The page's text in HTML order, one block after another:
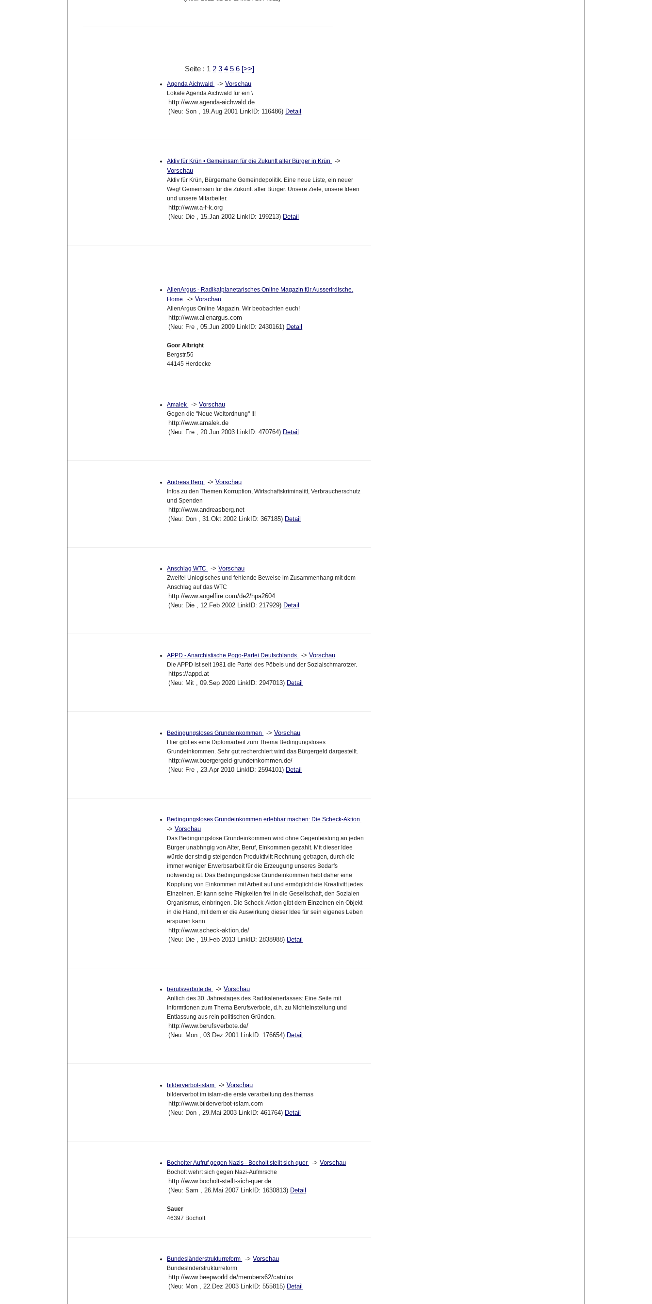
Seite : 1 2 3 4 5 6 [>>]
Agenda Aichwald ->Vorschau
Lokale Agenda Aichwald für ein \
http://www.agenda-aichwald.de
(Neu: Son , 19.Aug 2001 LinkID: 116486) Detail
Aktiv für Krün • Gemeinsam für die Zukunft aller Bürger in Krün
->
Vorschau
Aktiv für Krün, Bürgernahe Gemeindepolitik. Eine neue Liste, ein neuer
Weg! Gemeinsam für die Zukunft aller Bürger. Unsere Ziele, unsere Ideen
und unsere Mitarbeiter.
http://www.a-f-k.org
(Neu: Die , 15.Jan 2002 LinkID: 199213) Detail
AlienArgus - Radikalplanetarisches Online Magazin für Ausserirdische.
Home
->Vorschau
AlienArgus Online Magazin. Wir beobachten euch!
http://www.alienargus.com
(Neu: Fre , 05.Jun 2009 LinkID: 2430161) Detail
Goor Albright
Bergstr.56
44145 Herdecke
Amalek ->Vorschau
Gegen die "Neue Weltordnung" !!!
http://www.amalek.de
(Neu: Fre , 20.Jun 2003 LinkID: 470764) Detail
Andreas Berg ->Vorschau
Infos zu den Themen Korruption, Wirtschaftskriminalitt, Verbraucherschutz
und Spenden
http://www.andreasberg.net
(Neu: Don , 31.Okt 2002 LinkID: 367185) Detail
Anschlag WTC ->Vorschau
Zweifel Unlogisches und fehlende Beweise im Zusammenhang mit dem
Anschlag auf das WTC
http://www.angelfire.com/de2/hpa2604
(Neu: Die , 12.Feb 2002 LinkID: 217929) Detail
APPD - Anarchistische Pogo-Partei Deutschlands ->Vorschau
Die APPD ist seit 1981 die Partei des Pöbels und der Sozialschmarotzer.
https://appd.at
(Neu: Mit , 09.Sep 2020 LinkID: 2947013) Detail
Bedingungsloses Grundeinkommen ->Vorschau
Hier gibt es eine Diplomarbeit zum Thema Bedingungsloses
Grundeinkommen. Sehr gut recherchiert wird das Bürgergeld dargestellt.
http://www.buergergeld-grundeinkommen.de/
(Neu: Fre , 23.Apr 2010 LinkID: 2594101) Detail
Bedingungsloses Grundeinkommen erlebbar machen: Die Scheck-Aktion
->Vorschau
Das Bedingungslose Grundeinkommen wird ohne Gegenleistung an jeden
Bürger unabhngig von Alter, Beruf, Einkommen gezahlt. Mit dieser Idee
würde der stndig steigenden Produktivitt Rechnung getragen, durch die
immer weniger Erwerbsarbeit für die Erzeugung unseres Bedarfs
notwendig ist. Das Bedingungslose Grundeinkommen hebt daher eine
Kopplung von Einkommen mit Arbeit auf und ermöglicht die Kreativitt jedes
Einzelnen. Er kann seine Fhigkeiten frei in die Gesellschaft, den Sozialen
Organismus, einbringen. Die Scheck-Aktion gibt dem Einzelnen ein Objekt
in die Hand, mit dem er die Auswirkung dieser Idee für sein eigenes Leben
erspüren kann.
http://www.scheck-aktion.de/
(Neu: Die , 19.Feb 2013 LinkID: 2838988) Detail
berufsverbote.de ->Vorschau
Anllich des 30. Jahrestages des Radikalenerlasses: Eine Seite mit
Informtionen zum Thema Berufsverbote, d.h. zu Nichteinstellung und
Entlassung aus rein politischen Gründen.
http://www.berufsverbote.de/
(Neu: Mon , 03.Dez 2001 LinkID: 176654) Detail
bilderverbot-islam ->Vorschau
bilderverbot im islam-die erste verarbeitung des themas
http://www.bilderverbot-islam.com
(Neu: Don , 29.Mai 2003 LinkID: 461764) Detail
Bocholter Aufruf gegen Nazis - Bocholt stellt sich quer ->Vorschau
Bocholt wehrt sich gegen Nazi-Aufmrsche
http://www.bocholt-stellt-sich-quer.de
(Neu: Sam , 26.Mai 2007 LinkID: 1630813) Detail
Sauer
46397 Bocholt
Bundesländerstrukturreform ->Vorschau
Bundeslnderstrukturreform
http://www.beepworld.de/members62/catulus
(Neu: Mon , 22.Dez 2003 LinkID: 555815) Detail